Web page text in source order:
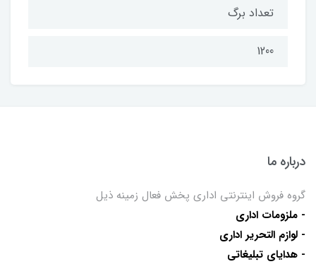
تعداد برگ
1200
درباره ما
گروه فروش اینترنتی اداری پخش فعال زمینه ذیل
- ملزومات اداری
- لوازم التحریر اداری
- هدایای تبلیغاتی